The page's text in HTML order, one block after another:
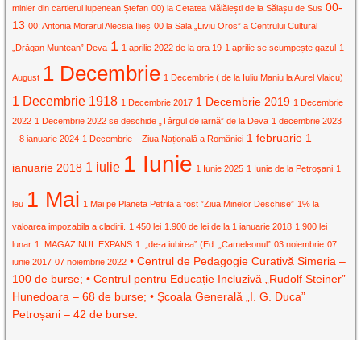
minier din cartierul lupenean Ștefan 00) la Cetatea Mălăiești de la Sălașu de Sus 00-
13 00; Antonia Morarul Alecsia Ilieș 00 la Sala „Liviu Oros” a Centrului Cultural
„Drăgan Muntean” Deva 1 1 aprilie 2022 de la ora 19 1 aprilie se scumpește gazul 1
August 1 Decembrie 1 Decembrie ( de la Iuliu Maniu la Aurel Vlaicu)
1 Decembrie 1918 1 Decembrie 2017 1 Decembrie 2019 1 Decembrie
2022 1 Decembrie 2022 se deschide „Târgul de iarnă” de la Deva 1 decembrie 2023
– 8 ianuarie 2024 1 Decembrie – Ziua Națională a României 1 februarie 1
ianuarie 2018 1 iulie 1 Iunie 1 Iunie 2025 1 Iunie de la Petroșani 1
leu 1 Mai 1 Mai pe Planeta Petrila a fost ”Ziua Minelor Deschise” 1% la
valoarea impozabila a cladirii. 1.450 lei 1.900 de lei de la 1 ianuarie 2018 1.900 lei
lunar 1. MAGAZINUL EXPANS 1. „de-a iubirea” (Ed. „Cameleonul” 03 noiembrie 07
iunie 2017 07 noiembrie 2022 • Centrul de Pedagogie Curativă Simeria –
100 de burse; • Centrul pentru Educație Incluzivă „Rudolf Steiner”
Hunedoara – 68 de burse; • Școala Generală „I. G. Duca”
Petroșani – 42 de burse.